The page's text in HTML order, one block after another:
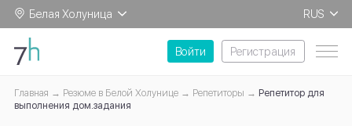
Белая Холуница
RUS
EN
Войти
Регистрация
Главная Резюме в Белой Холунице Репетиторы
Репетитор для
выполнения дом.задания